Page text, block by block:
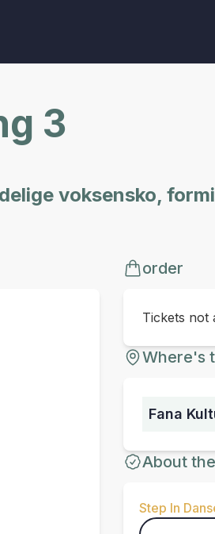
3
voksensko,
order
Tickets not
Where's
Fana
About
Step In